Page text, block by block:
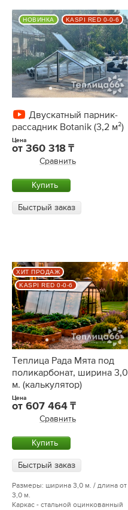
Двускатный парник-
рассадник Botanik (3,2 м²)
Цена
от 360 318
Сравнить
Купить
Быстрый заказ
НОВИНКА KASPI RED 0-0-6
Теплица Рада Мята под
поликарбонат, ширина 3,0
м. (калькулятор)
Цена
от 607 464
Сравнить
Купить
Быстрый заказ
Размеры: ширина 3,0 м. / длина от
3,0 м.
Каркас - стальной оцинкованный
ХИТ ПРОДАЖ
KASPI RED 0-0-6